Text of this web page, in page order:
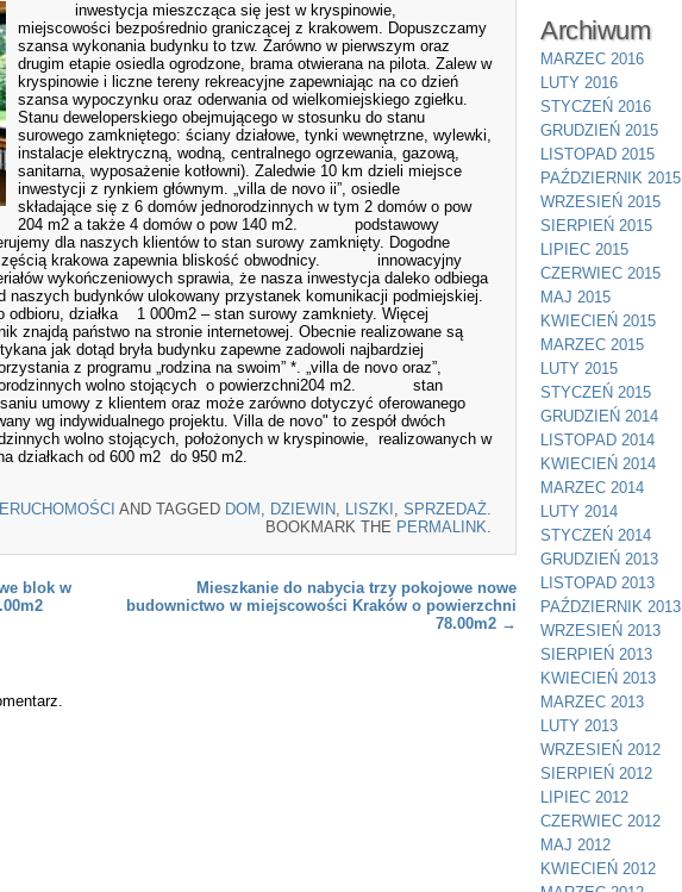
inwestycja mieszcząca się jest w kryspinowie,
miejscowości bezpośrednio graniczącej z krakowem. Dopuszczamy
szansa wykonania budynku to tzw. Zarówno w pierwszym oraz
drugim etapie osiedla ogrodzone, brama otwierana na pilota. Zalew w
kryspinowie i liczne tereny rekreacyjne zapewniając na co dzień
szansa wypoczynku oraz oderwania od wielkomiejskiego zgiełku.
Stanu deweloperskiego obejmującego w stosunku do stanu
surowego zamkniętego: ściany działowe, tynki wewnętrzne, wylewki,
instalacje elektryczną, wodną, centralnego ogrzewania, gazową,
sanitarna, wyposażenie kotłowni). Zaledwie 10 km dzieli miejsce
inwestycji z rynkiem głównym. „villa de novo ii”, osiedle
składające się z 6 domów jednorodzinnych w tym 2 domów o pow
204 m2 a także 4 domów o pow 140 m2. podstawowy
dla naszych klientów to stan surowy zamknięty. Dogodne
częścią krakowa zapewnia bliskość obwodnicy. innowacyjny
wykończeniowych sprawia, że nasza inwestycja daleko odbiega
naszych budynków ulokowany przystanek komunikacji podmiejskiej.
odbioru, działka 1 000m2 – stan surowy zamkniety. Więcej
znajdą państwo na stronie internetowej. Obecnie realizowane są
jak dotąd bryła budynku zapewne zadowoli najbardziej
z programu „rodzina na swoim” *. „villa de novo oraz”,
wolno stojących o powierzchni204 m2. stan
umowy z klientem oraz może zarówno dotyczyć oferowanego
wg indywidualnego projektu. Villa de novo" to zespół dwóch
wolno stojących, położonych w kryspinowie, realizowanych w
działkach od 600 m2 do 950 m2.
AND TAGGED DOM DZIEWIN LISZKI SPRZEDAŻ
BOOKMARK THE PERMALINK
blok w
Mieszkanie do nabycia trzy pokojowe nowe
budownictwo w miejscowości Kraków o powierzchni
78.00m2 →
Archiwum
MARZEC 2016
LUTY 2016
STYCZEŃ 2016
GRUDZIEŃ 2015
LISTOPAD 2015
PAŹDZIERNIK 2015
WRZESIEŃ 2015
SIERPIEŃ 2015
LIPIEC 2015
CZERWIEC 2015
MAJ 2015
KWIECIEŃ 2015
MARZEC 2015
LUTY 2015
STYCZEŃ 2015
GRUDZIEŃ 2014
LISTOPAD 2014
KWIECIEŃ 2014
MARZEC 2014
LUTY 2014
STYCZEŃ 2014
GRUDZIEŃ 2013
LISTOPAD 2013
PAŹDZIERNIK 2013
WRZESIEŃ 2013
SIERPIEŃ 2013
KWIECIEŃ 2013
MARZEC 2013
LUTY 2013
WRZESIEŃ 2012
SIERPIEŃ 2012
LIPIEC 2012
CZERWIEC 2012
MAJ 2012
KWIECIEŃ 2012